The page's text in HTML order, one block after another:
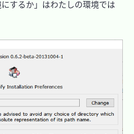
するか」はわたしの環境では